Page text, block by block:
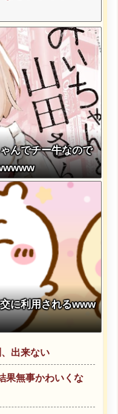
んでチー牛なので
に利用されるwww
出来ない
果無事かわいくな